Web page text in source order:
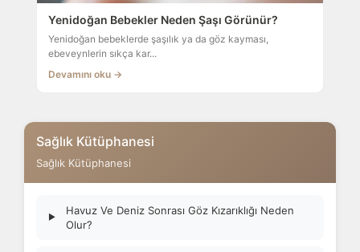
Sağlık Kütüphanesi
Sağlık Kütüphanesi
▶
Havuz Ve Deniz Sonrası Göz Kızarıklığı Neden
Olur?
Yenidoğan Bebekler Neden Şaşı Görünür?
Yenidoğan bebeklerde şaşılık ya da göz kayması,
ebeveynlerin sıkça kar...
Devamını oku →